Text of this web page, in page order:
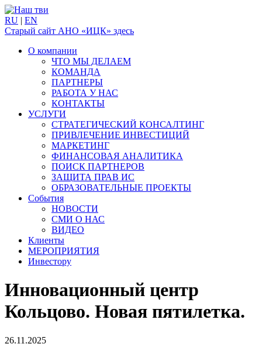
RU | EN
Старый сайт АНО «ИЦК» здесь
О компании
ЧТО МЫ ДЕЛАЕМ
КОМАНДА
ПАРТНЕРЫ
РАБОТА У НАС
КОНТАКТЫ
УСЛУГИ
СТРАТЕГИЧЕСКИЙ КОНСАЛТИНГ
ПРИВЛЕЧЕНИЕ ИНВЕСТИЦИЙ
МАРКЕТИНГ
ФИНАНСОВАЯ АНАЛИТИКА
ПОИСК ПАРТНЕРОВ
ЗАЩИТА ПРАВ ИС
ОБРАЗОВАТЕЛЬНЫЕ ПРОЕКТЫ
События
НОВОСТИ
СМИ О НАС
ВИДЕО
Клиенты
МЕРОПРИЯТИЯ
Инвестору
Инновационный центр
Кольцово. Новая пятилетка.
26.11.2025